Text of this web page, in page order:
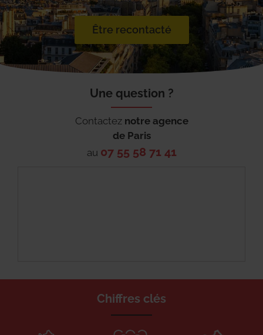
Être recontacté
Une question ?
Contactez notre agence
de Paris
au 07 55 58 71 41
Chiffres clés